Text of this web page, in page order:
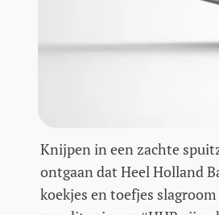
Knijpen in een zachte
ontgaan dat Heel Holland
koekjes en toefjes